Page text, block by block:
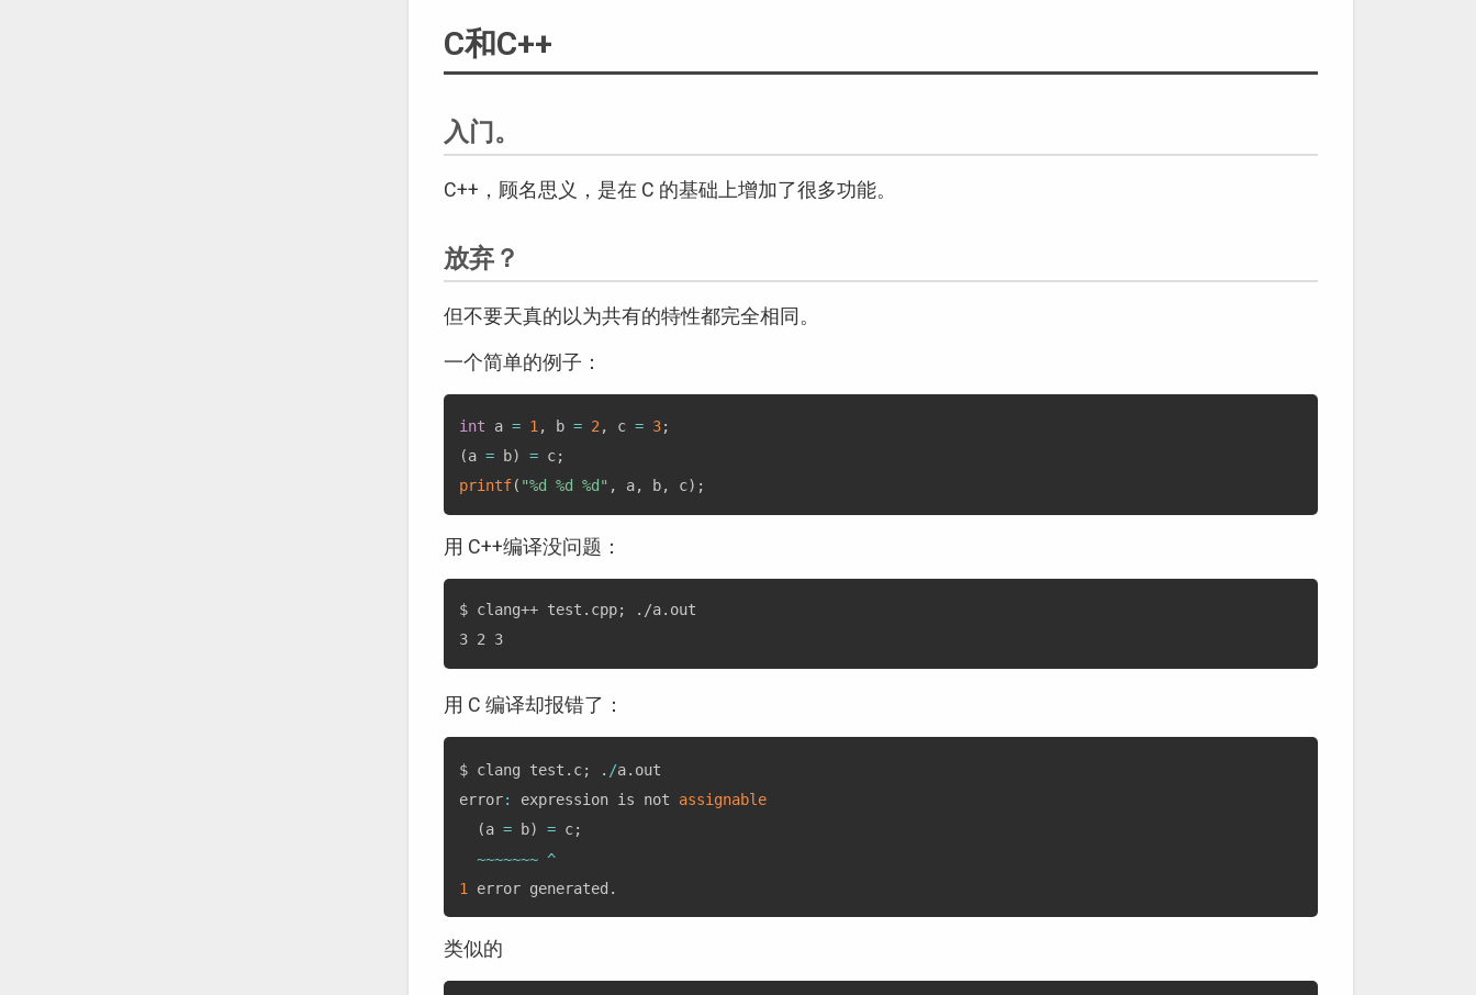
C和C++
入门。
C++，顾名思义，是在 C 的基础上增加了很多功能。
放弃？
但不要天真的以为共有的特性都完全相同。
一个简单的例子：
int a = 1 , b = 2 , c = 3;
(a = b) = c;
printf( "%d %d %d" , a, b, c) ;
用 C++编译没问题：
$ clang++ test.cpp; ./a.out
用 C 编译却报错了：
$ clang test . c; . /a. out
error: expression is not assignable
(a = b) = c;
~~~~~~~ ^
1
error generated .
类似的